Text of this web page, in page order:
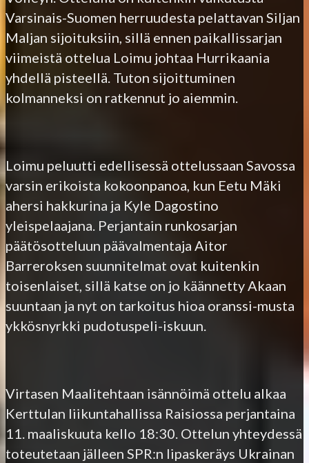
Varsinais-Suomen herruudesta pelattavan Siljan
Maljan sijoituksiin, sillä ennen paikallissarjan
viimeistä ottelua Loimu johtaa Hurrikaania
yhdellä pisteellä. Tuton sijoittuminen
kolmanneksi on ratkennut jo aiemmin.
Loimu peluutti edellisessä ottelussaan Savossa
varsin erikoista kokoonpanoa, kun Eetu Mäki
ahersi hakkurina ja Kyle Dagostino
yleispelaajana. Perjantain runkosarjan
päätösotteluun päävalmentaja Aitor
Barreroksen suunnitelmat ovat kuitenkin
toisenlaiset, sillä katse on jo käännetty Akaan
suuntaan ja nyt on tarkoitus hioa oranssi-musta
ykkösnyrkki pudotuspeli-iskuun.
Virtasen Maalitehtaan isännöimä ottelu alkaa
Kerttulan liikuntahallissa Raisiossa perjantaina
11. maaliskuuta kello 18:30. Ottelun yhteydessä
toteutetaan jälleen SPR:n lipaskeräys Ukrainan